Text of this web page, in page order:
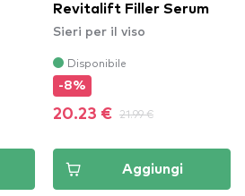
Revitalift Filler Serum
Sieri per il viso
Disponibile
-8%
20.23 € 21.99 €
Aggiungi